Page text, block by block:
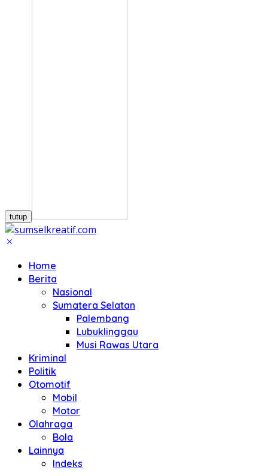
tutup
Home
Berita
Nasional
Sumatera Selatan
Palembang
Lubuklinggau
Musi Rawas Utara
Kriminal
Politik
Otomotif
Mobil
Motor
Olahraga
Bola
Lainnya
Indeks